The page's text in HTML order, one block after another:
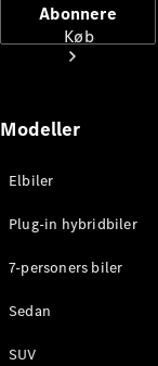
Køb
biler
Find
brugte
Abonnere
Modeller
Elbiler
Plug-in hybridbiler
7-personers biler
Sedan
SUV